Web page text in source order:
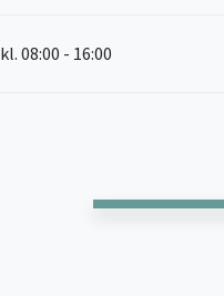
kl. 08:00 - 16:00